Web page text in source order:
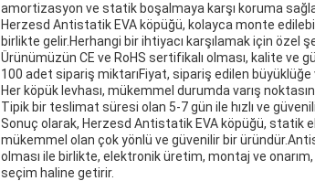
amortizasyon ve statik boşalmaya karşı koruma
Herzesd Antistatik EVA köpüğü, kolayca monte
birlikte gelir.Herhangi bir ihtiyacı karşılamak için özel
Ürünümüzün CE ve RoHS sertifikalı olması, kalite ve
100 adet sipariş miktarıFiyat, sipariş edilen büyüklüğe
Her köpük levhası, mükemmel durumda varış
Tipik bir teslimat süresi olan 5-7 gün ile hızlı ve
Sonuç olarak, Herzesd Antistatik EVA köpüğü, statik
mükemmel olan çok yönlü ve güvenilir bir
olması ile birlikte, elektronik üretim, montaj ve
seçim haline getirir.